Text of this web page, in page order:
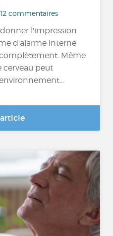
commentaires
l'impression
d'alarme interne
Même
cerveau peut